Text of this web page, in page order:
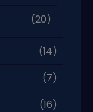
(20)
(14)
(7)
(16)